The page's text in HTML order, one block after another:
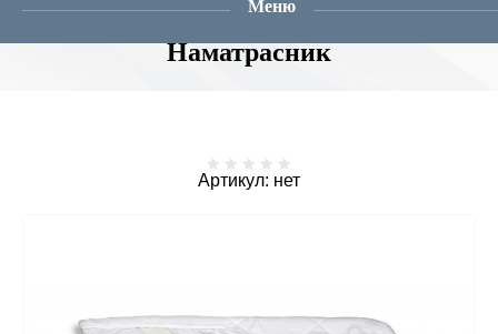
Главная
  /
Магазин
  /
Наматрасники
/  Наматрасник
Наматрасник
Меню
Артикул: нет